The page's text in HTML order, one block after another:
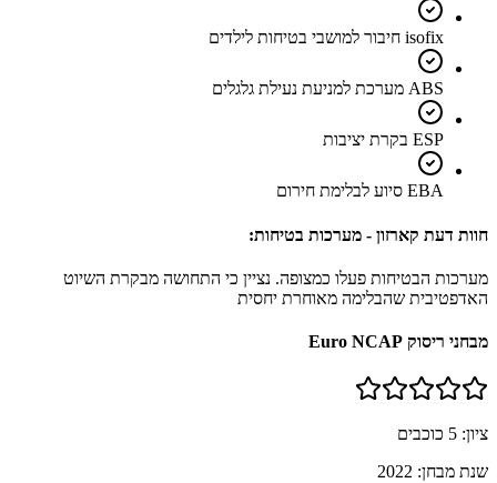
isofix חיבור למושבי בטיחות לילדים
ABS מערכת למניעת נעילת גלגלים
ESP בקרת יציבות
EBA סיוע לבלימת חירום
חוות דעת קארזון - מערכות בטיחות:
מערכות הבטיחות פעלו כמצופה. נציין כי התחושה מבקרת השיוט
האדפטיבית שהבלימה מאוחרת יחסית
מבחני ריסוק Euro NCAP
ציון: 5 כוכבים
שנת מבחן: 2022